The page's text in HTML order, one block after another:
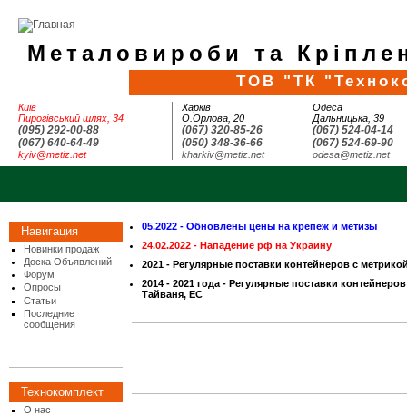
Металовироби та
ТОВ "ТК
Київ
Пирогівський шлях, 34
(095) 292-00-88
(067) 640-64-49
kyiv@metiz.net
Харків
О.Орлова, 20
(067) 320-85-26
(050) 348-36-66
kharkiv@metiz.net
Одеса
Дальницька, 39
(067) 524-04-14
(067) 524-69-90
odesa@metiz.net
Навигация
Новинки продаж
Доска Объявлений
Форум
Опросы
Статьи
Последние
сообщения
Технокомплект
О нас
05.2022 - Обновлены цены на крепеж и метизы
24.02.2022 - Нападение рф на Украину
2021 - Регулярные поставки контейнеров с
2014 - 2021 года - Регулярные поставки
Тайваня, ЕС